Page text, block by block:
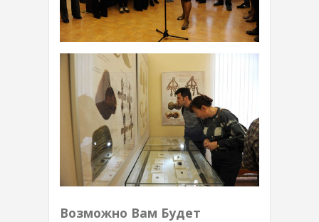
Возможно Вам Будет